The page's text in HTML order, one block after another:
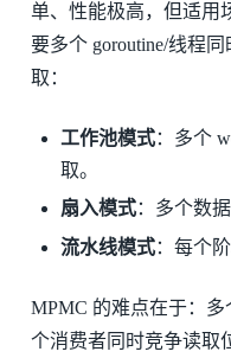
单、性能极高，但适用
要多个 goroutine/线程
取：
工作池模式：多个
取。
扇入模式：多个数
流水线模式：每个
MPMC 的难点在于：
个消费者同时竞争读取